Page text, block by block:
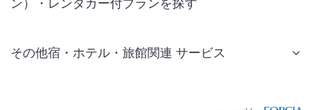
ン）・レンタカー付プランを探す
その他宿・ホテル・旅館関連 サービス